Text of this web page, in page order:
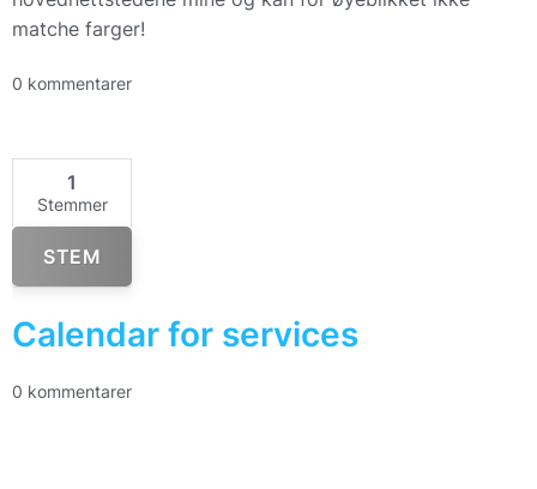
matche farger!
0 kommentarer
1
Stemmer
STEM
Calendar for services
0 kommentarer